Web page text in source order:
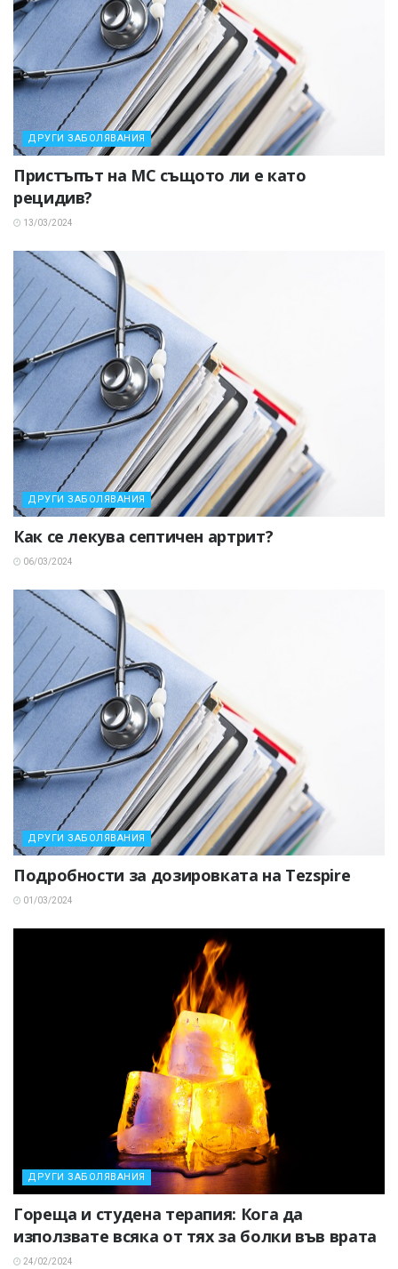
ДРУГИ ЗАБОЛЯВАНИЯ
Пристъпът на МС същото ли е като
рецидив?
13/03/2024
ДРУГИ ЗАБОЛЯВАНИЯ
Как се лекува септичен артрит?
06/03/2024
ДРУГИ ЗАБОЛЯВАНИЯ
Подробности за дозировката на Tezspire
01/03/2024
ДРУГИ ЗАБОЛЯВАНИЯ
Гореща и студена терапия: Кога да
използвате всяка от тях за болки във врата
24/02/2024